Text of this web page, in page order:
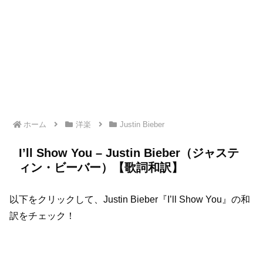
ホーム 洋楽 Justin Bieber
I’ll Show You – Justin Bieber（ジャステ
ィン・ビーバー）【歌詞和訳】
以下をクリックして、Justin Bieber『I’ll Show You』の和
訳をチェック！